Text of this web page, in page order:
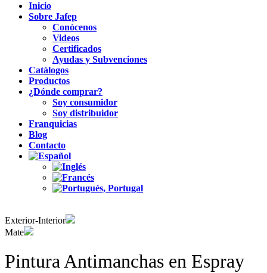
Inicio
Sobre Jafep
Conócenos
Videos
Certificados
Ayudas y Subvenciones
Catálogos
Productos
¿Dónde comprar?
Soy consumidor
Soy distribuidor
Franquicias
Blog
Contacto
Exterior-Interior
Mate
Pintura Antimanchas en Espray